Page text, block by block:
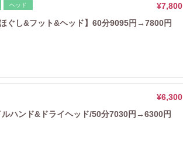
ヘッド
¥7,800
ぐし&フット&ヘッド】60分9095円→7800円
¥6,300
ルハンド&ドライヘッド/50分7030円→6300円